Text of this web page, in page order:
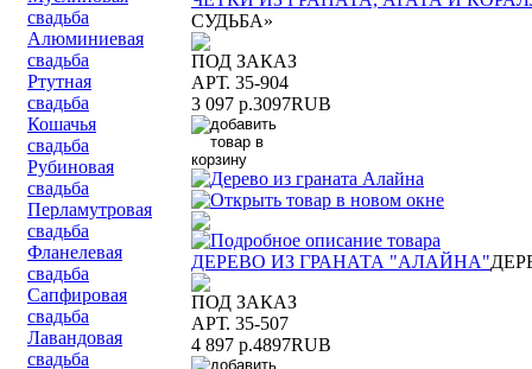
свадьба
Алюминиевая
свадьба
Ртутная
свадьба
Кошачья
свадьба
Рубиновая
свадьба
Перламутровая
свадьба
Фланелевая
свадьба
Сапфировая
свадьба
Лавандовая
свадьба
СУДЬБА»
ПОД ЗАКАЗ
АРТ. 35-904
3 097 р.3097RUB
ДЕРЕВО ИЗ ГРАНАТА "АЛАЙНА"
ПОД ЗАКАЗ
АРТ. 35-507
4 897 р.4897RUB